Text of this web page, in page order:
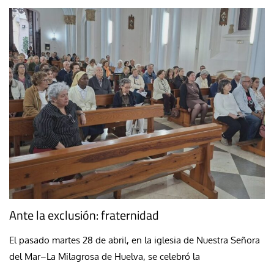
Ante la exclusión: fraternidad
El pasado martes 28 de abril, en la iglesia de Nuestra Señora
del Mar–La Milagrosa de Huelva, se celebró la